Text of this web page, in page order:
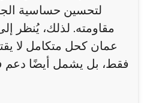
لتحسين حساسية
مقاومته. لذلك، يُنظر
عمان كحل متكامل لا
فقط، بل يشمل أيضًا دعم